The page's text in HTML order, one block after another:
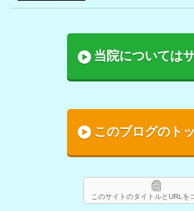
当院については
このブログのト
このサイトのタイトルとURLを